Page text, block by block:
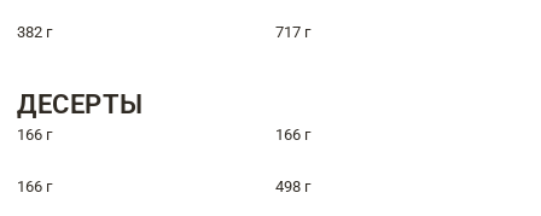
382 г 717 г
ДЕСЕРТЫ
166 г 166 г
166 г 498 г